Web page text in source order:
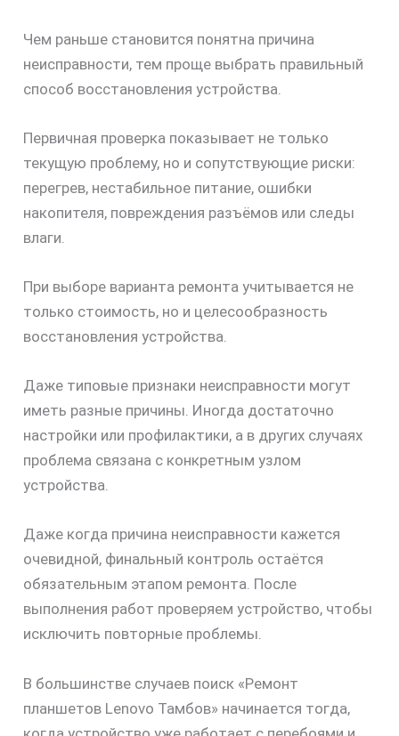
Чем раньше становится понятна причина
неисправности, тем проще выбрать правильный
способ восстановления устройства.
Первичная проверка показывает не только
текущую проблему, но и сопутствующие риски:
перегрев, нестабильное питание, ошибки
накопителя, повреждения разъёмов или следы
влаги.
При выборе варианта ремонта учитывается не
только стоимость, но и целесообразность
восстановления устройства.
Даже типовые признаки неисправности могут
иметь разные причины. Иногда достаточно
настройки или профилактики, а в других случаях
проблема связана с конкретным узлом
устройства.
Даже когда причина неисправности кажется
очевидной, финальный контроль остаётся
обязательным этапом ремонта. После
выполнения работ проверяем устройство, чтобы
исключить повторные проблемы.
В большинстве случаев поиск «Ремонт
планшетов Lenovo Тамбов» начинается тогда,